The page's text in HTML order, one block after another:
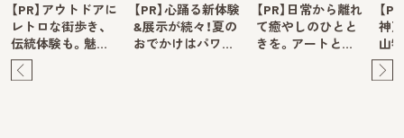
【PR】アウトドアに
レトロな街歩き、
伝統体験も。魅…
【PR】心踊る新体験
&展示が続々！夏の
おでかけはパワ…
【PR】日常から離れ
て癒やしのひとと
きを。アートと…
【
神
山